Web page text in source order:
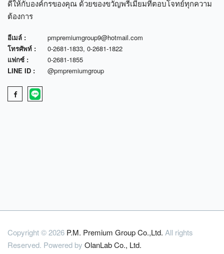
ดีให้กับองค์กรของคุณ ด้วยของขวัญพรีเมี่ยมที่ตอบโจทย์ทุกความ
ต้องการ
อีเมล์ :
pmpremiumgroup9@hotmail.com
โทรศัพท์ :
0-2681-1833, 0-2681-1822
แฟกซ์ :
0-2681-1855
LINE ID :
@pmpremiumgroup
Copyright © 2026 P.M. Premium Group Co.,Ltd. All rights
Reserved. Powered by OlanLab Co., Ltd.